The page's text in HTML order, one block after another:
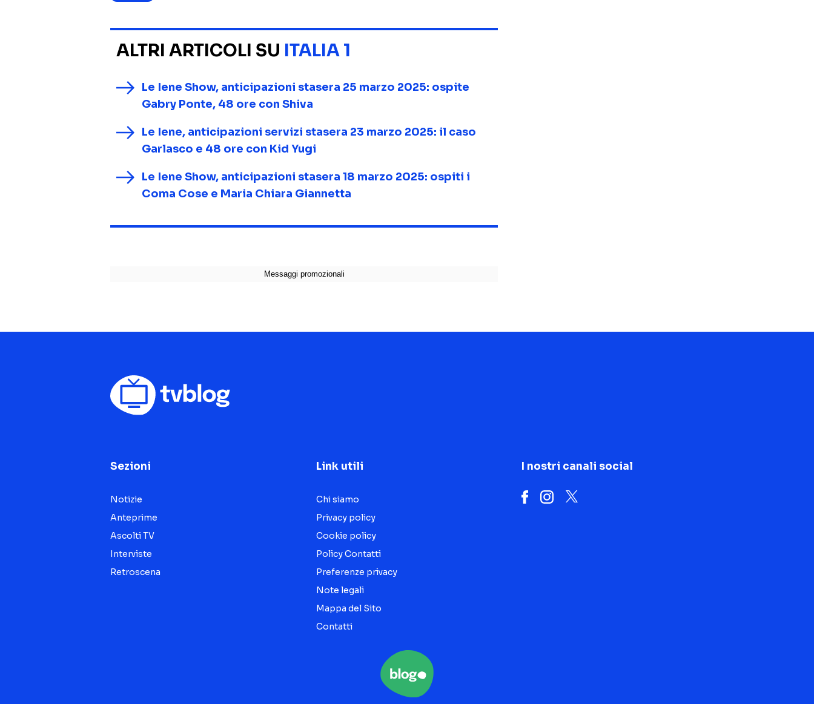
ALTRI ARTICOLI SU ITALIA 1
Le Iene Show, anticipazioni stasera 25 marzo 2025: ospite
Gabry Ponte, 48 ore con Shiva
Le Iene, anticipazioni servizi stasera 23 marzo 2025: il caso
Garlasco e 48 ore con Kid Yugi
Le Iene Show, anticipazioni stasera 18 marzo 2025: ospiti i
Coma Cose e Maria Chiara Giannetta
Sezioni
Notizie
Anteprime
Ascolti TV
Interviste
Retroscena
Link utili
Chi siamo
Privacy policy
Cookie policy
Policy Contatti
Preferenze privacy
Note legali
Mappa del Sito
Contatti
I nostri canali social